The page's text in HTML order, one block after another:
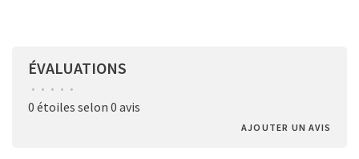
ÉVALUATIONS
• • • • •
0 étoiles selon 0 avis
AJOUTER UN AVIS